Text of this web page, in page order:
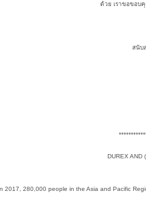
ด้วย เราขอขอบ
สนับ
DUREX AND
280,000 people in the Asia and Pacific